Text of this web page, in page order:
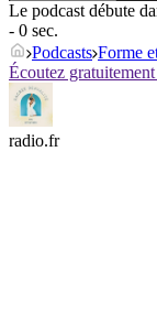
Le podcast débute
- 0 sec.
Podcasts Forme
Écoutez
radio.fr